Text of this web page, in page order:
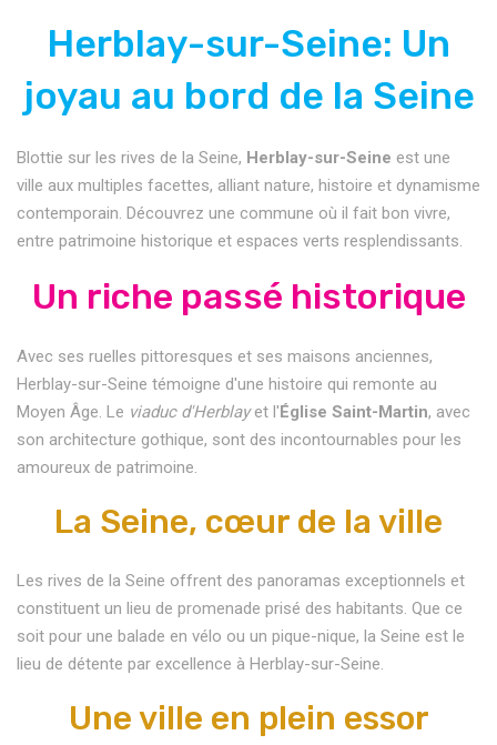
Herblay-sur-Seine: Un
joyau au bord de la Seine
Blottie sur les rives de la Seine, Herblay-sur-Seine est une
ville aux multiples facettes, alliant nature, histoire et dynamisme
contemporain. Découvrez une commune où il fait bon vivre,
entre patrimoine historique et espaces verts resplendissants.
Un riche passé historique
Avec ses ruelles pittoresques et ses maisons anciennes,
Herblay-sur-Seine témoigne d'une histoire qui remonte au
Moyen Âge. Le viaduc d'Herblayet l'Église Saint-Martin, avec
son architecture gothique, sont des incontournables pour les
amoureux de patrimoine.
La Seine, cœur de la ville
Les rives de la Seine offrent des panoramas exceptionnels et
constituent un lieu de promenade prisé des habitants. Que ce
soit pour une balade en vélo ou un pique-nique, la Seine est le
lieu de détente par excellence à Herblay-sur-Seine.
Une ville en plein essor